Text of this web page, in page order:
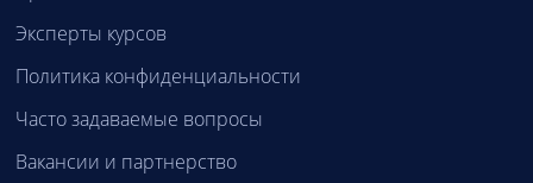
Эксперты курсов
Политика конфиденциальности
Часто задаваемые вопросы
Вакансии и партнерство